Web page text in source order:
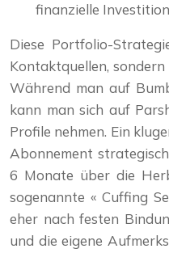
finanzielle
Diese Portfolio-
Kontaktquellen,
Während man auf
kann man sich auf
Profile nehmen. Ein
Abonnement
6 Monate über die
sogenannte « Cuffing
eher nach festen
und die eigene